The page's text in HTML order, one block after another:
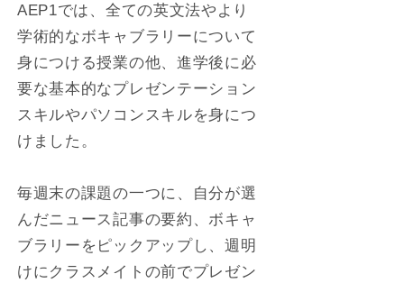
AEP1では、全ての英文法やより
学術的なボキャブラリーについて
身につける授業の他、進学後に必
要な基本的なプレゼンテーション
スキルやパソコンスキルを身につ
けました。
毎週末の課題の一つに、自分が選
んだニュース記事の要約、ボキャ
ブラリーをピックアップし、週明
けにクラスメイトの前でプレゼン